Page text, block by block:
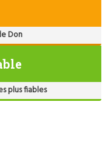
Don
plus fiables